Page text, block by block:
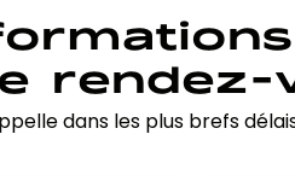
rendez-
dans les plus brefs